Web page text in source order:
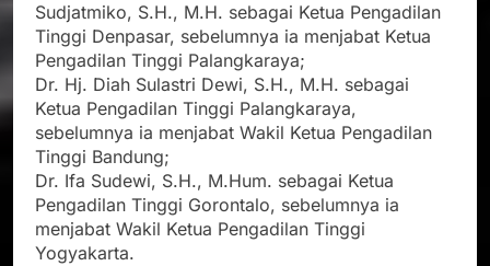
Sudjatmiko, S.H., M.H. sebagai Ketua Pengadilan
Tinggi Denpasar, sebelumnya ia menjabat Ketua
Pengadilan Tinggi Palangkaraya;
Dr. Hj. Diah Sulastri Dewi, S.H., M.H. sebagai
Ketua Pengadilan Tinggi Palangkaraya,
sebelumnya ia menjabat Wakil Ketua Pengadilan
Tinggi Bandung;
Dr. Ifa Sudewi, S.H., M.Hum. sebagai Ketua
Pengadilan Tinggi Gorontalo, sebelumnya ia
menjabat Wakil Ketua Pengadilan Tinggi
Yogyakarta.